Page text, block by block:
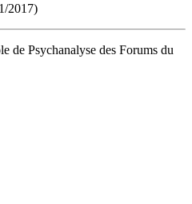
2017)
de Psychanalyse des Forums du